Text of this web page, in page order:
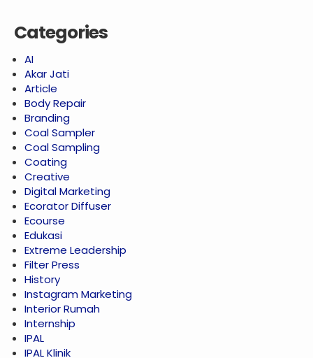
Categories
AI
Akar Jati
Article
Body Repair
Branding
Coal Sampler
Coal Sampling
Coating
Creative
Digital Marketing
Ecorator Diffuser
Ecourse
Edukasi
Extreme Leadership
Filter Press
History
Instagram Marketing
Interior Rumah
Internship
IPAL
IPAL Klinik